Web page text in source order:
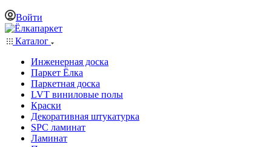
Войти
Каталог
Инженерная доска
Паркет Ёлка
Паркетная доска
LVT виниловые полы
Краски
Декоративная штукатурка
SPC ламинат
Ламинат